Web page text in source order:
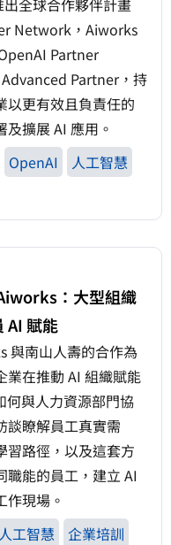
全球合作夥伴計畫
Network，Aiworks
Partner
Partner，持
以更有效且負責任的
及擴展 AI 應用。
OpenAI 人工智慧
：大型組織
AI 賦能
與南山人壽的合作為
業在推動 AI 組織賦能
何與人力資源部門協
談瞭解員工真實需
習路徑，以及這套方
職能的員工，建立 AI
作現場。
人工智慧
企業培訓